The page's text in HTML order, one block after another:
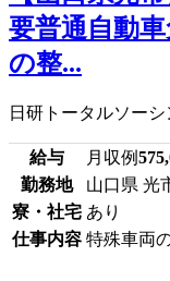
要普通自動
の整...
日研トータルソー
給与 月収例
勤務地
山口県 光
寮・社宅 あり
仕事内容 特殊車両